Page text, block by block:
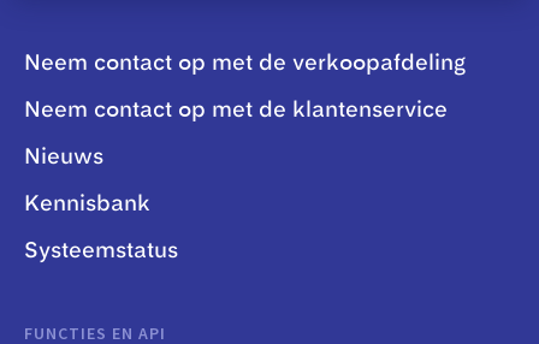
Neem contact op met de verkoopafdeling
Neem contact op met de klantenservice
Nieuws
Kennisbank
Systeemstatus
FUNCTIES EN API